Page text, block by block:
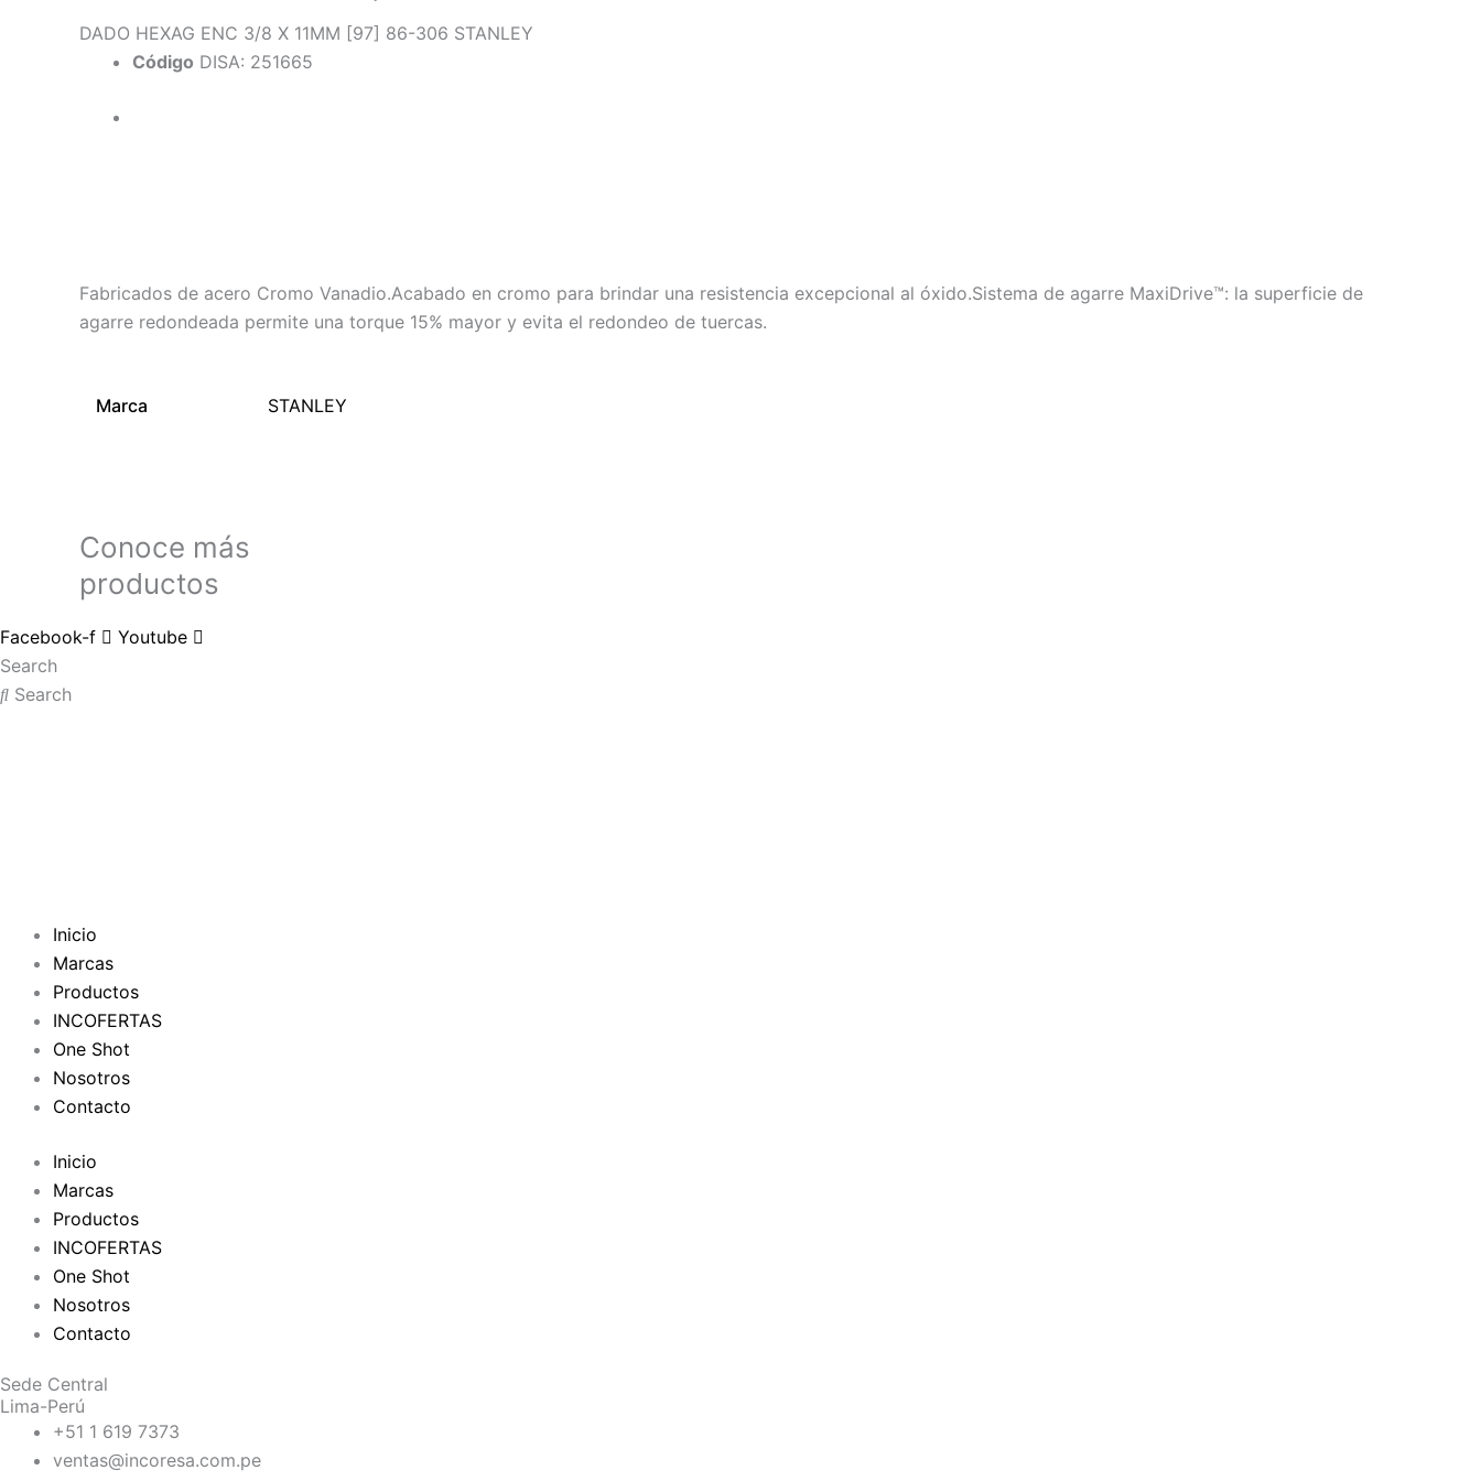
DADO HEXAG ENC 3/8 X 11MM [97] 86-306 STANLEY
Código DISA: 251665
Fabricados de acero Cromo Vanadio.Acabado en cromo para brindar una resistencia excepcional al óxido.Sistema de agarre MaxiDrive™: la superficie de
agarre redondeada permite una torque 15% mayor y evita el redondeo de tuercas.
Marca STANLEY
Conoce más
productos
Facebook-f
Youtube
Search
Search
Inicio
Marcas
Productos
INCOFERTAS
One Shot
Nosotros
Contacto
Inicio
Marcas
Productos
INCOFERTAS
One Shot
Nosotros
Contacto
Sede Central
Lima-Perú
+51 1 619 7373
ventas@incoresa.com.pe